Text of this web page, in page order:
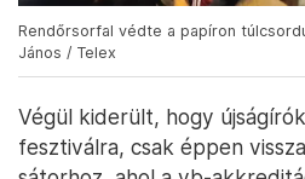
Rendőrsorfal védte a papíron
János / Telex
Végül kiderült, hogy
fesztiválra, csak éppen